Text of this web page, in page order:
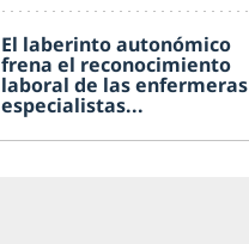
El laberinto autonómico
frena el reconocimiento
laboral de las enfermeras
especialistas...